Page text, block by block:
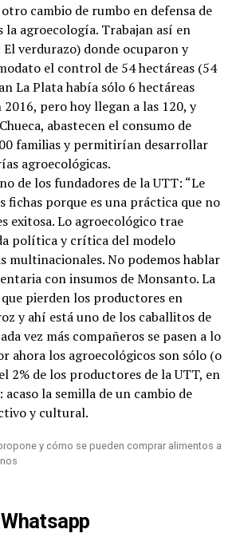
cambio de rumbo en defensa de
la agroecología. Trabajan así en
verdurazo) donde ocuparon y
el control de 54 hectáreas (54
La Plata había sólo 6 hectáreas
pero hoy llegan a las 120, y
abastecen el consumo de
familias y permitirían desarrollar
agroecológicas.
de los fundadores de la UTT: “Le
fichas porque es una práctica que no
exitosa. Lo agroecológico trae
política y crítica del modelo
multinacionales. No podemos hablar
con insumos de Monsanto. La
pierden los productores en
y ahí está uno de los caballitos de
vez más compañeros se pasen a lo
ahora los agroecológicos son sólo (o
2% de los productores de la UTT, en
la semilla de un cambio de
y cultural.